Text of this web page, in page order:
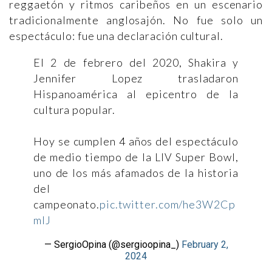
reggaetón y ritmos caribeños en un escenario
tradicionalmente anglosajón. No fue solo un
espectáculo: fue una declaración cultural.
El 2 de febrero del 2020, Shakira y
Jennifer Lopez trasladaron
Hispanoamérica al epicentro de la
cultura popular.
Hoy se cumplen 4 años del espectáculo
de medio tiempo de la LIV Super Bowl,
uno de los más afamados de la historia
del
campeonato.pic.twitter.com/he3W2Cp
mlJ
— SergioOpina (@sergioopina_) February 2,
2024